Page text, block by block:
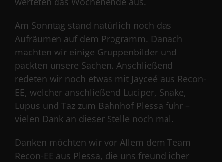
Am Sonntag stand natürlich noch das
Aufräumen auf dem Programm. Danach
machten wir einige Gruppenbilder und
packten unsere Sachen. Anschließend
redeten wir noch etwas mit Jayceé aus Recon-
EE, welcher anschließend Luciper, Snake,
Lupus und Taz zum Bahnhof Plessa fuhr –
vielen Dank an dieser Stelle noch mal.
Danken möchten wir vor Allem dem Team
Recon-EE aus Plessa, die uns freundlicher